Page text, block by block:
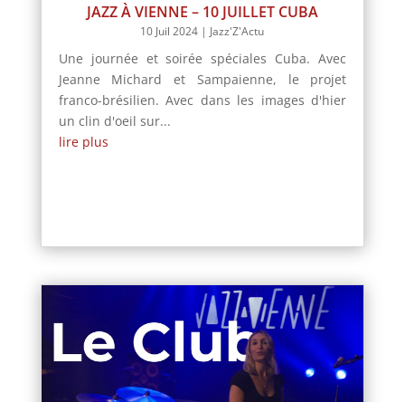
JAZZ À VIENNE – 10 JUILLET CUBA
10 Juil 2024 | Jazz'Z'Actu
Une journée et soirée spéciales Cuba. Avec
Jeanne Michard et Sampaienne, le projet
franco-brésilien. Avec dans les images d'hier
un clin d'oeil sur...
lire plus